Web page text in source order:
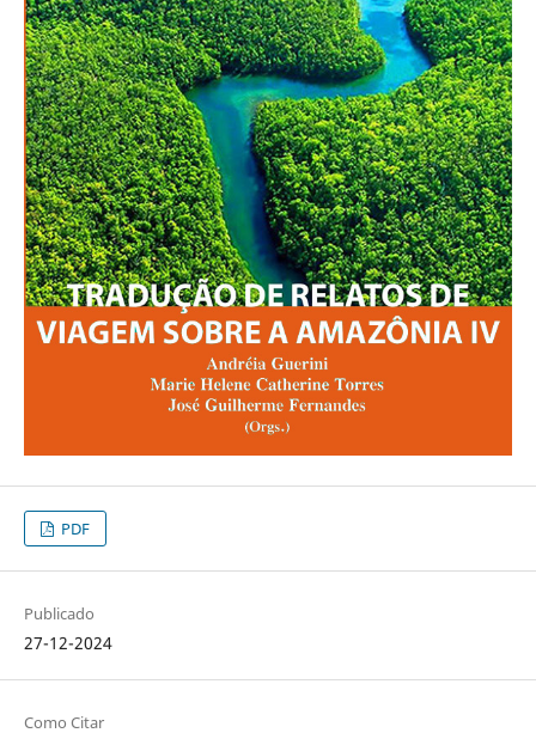
PDF
Publicado
27-12-2024
Como Citar